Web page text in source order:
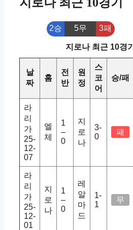
2승 5무 3패
지로나 최근 10경기
날
짜
홈
전
반
원
정
스
코
어
승/패
라
리
가
25-
12-
07
엘
체
1
–
0
지
로
나
3-
0
패
라
리
가
25-
12-
01
지
로
나
1
–
0
레
알
마
드
1-
1
무